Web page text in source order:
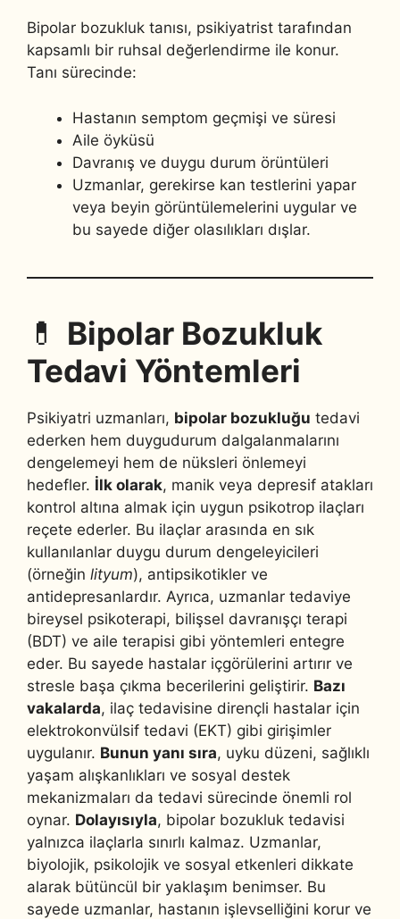
Bipolar bozukluk tanısı, psikiyatrist tarafından
kapsamlı bir ruhsal değerlendirme ile konur.
Tanı sürecinde:
Hastanın semptom geçmişi ve süresi
Aile öyküsü
Davranış ve duygu durum örüntüleri
Uzmanlar, gerekirse kan testlerini yapar
veya beyin görüntülemelerini uygular ve
bu sayede diğer olasılıkları dışlar.
💊 Bipolar Bozukluk
Tedavi Yöntemleri
Psikiyatri uzmanları, bipolar bozukluğu tedavi
ederken hem duygudurum dalgalanmalarını
dengelemeyi hem de nüksleri önlemeyi
hedefler. İlk olarak, manik veya depresif atakları
kontrol altına almak için uygun psikotrop ilaçları
reçete ederler. Bu ilaçlar arasında en sık
kullanılanlar duygu durum dengeleyicileri
(örneğin lityum), antipsikotikler ve
antidepresanlardır. Ayrıca, uzmanlar tedaviye
bireysel psikoterapi, bilişsel davranışçı terapi
(BDT) ve aile terapisi gibi yöntemleri entegre
eder. Bu sayede hastalar içgörülerini artırır ve
stresle başa çıkma becerilerini geliştirir. Bazı
vakalarda, ilaç tedavisine dirençli hastalar için
elektrokonvülsif tedavi (EKT) gibi girişimler
uygulanır. Bunun yanı sıra, uyku düzeni, sağlıklı
yaşam alışkanlıkları ve sosyal destek
mekanizmaları da tedavi sürecinde önemli rol
oynar. Dolayısıyla, bipolar bozukluk tedavisi
yalnızca ilaçlarla sınırlı kalmaz. Uzmanlar,
biyolojik, psikolojik ve sosyal etkenleri dikkate
alarak bütüncül bir yaklaşım benimser. Bu
sayede uzmanlar, hastanın işlevselliğini korur ve